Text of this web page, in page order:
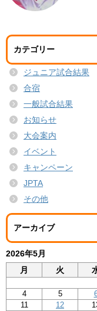
カテゴリー
ジュニア試合結果
合宿
一般試合結果
お知らせ
大会案内
イベント
キャンペーン
JPTA
その他
アーカイブ
2026年5月
月
火
4
5
11
12